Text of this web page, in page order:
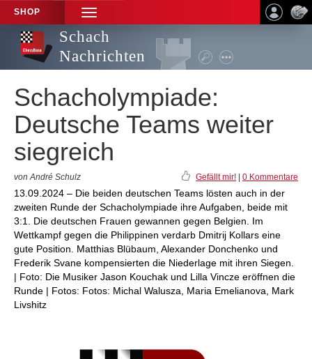
SHOP
TOGGLE
NAVIGATION
Schach
Nachrichten
Schacholympiade:
Deutsche Teams weiter
siegreich
von André Schulz Gefällt mir! 0 Kommentare
13.09.2024 – Die beiden deutschen Teams lösten auch in der
zweiten Runde der Schacholympiade ihre Aufgaben, beide mit
3:1. Die deutschen Frauen gewannen gegen Belgien. Im
Wettkampf gegen die Philippinen verdarb Dmitrij Kollars eine
gute Position. Matthias Blübaum, Alexander Donchenko und
Frederik Svane kompensierten die Niederlage mit ihren Siegen.
| Foto: Die Musiker Jason Kouchak und Lilla Vincze eröffnen die
Runde | Fotos: Fotos: Michal Walusza, Maria Emelianova, Mark
Livshitz